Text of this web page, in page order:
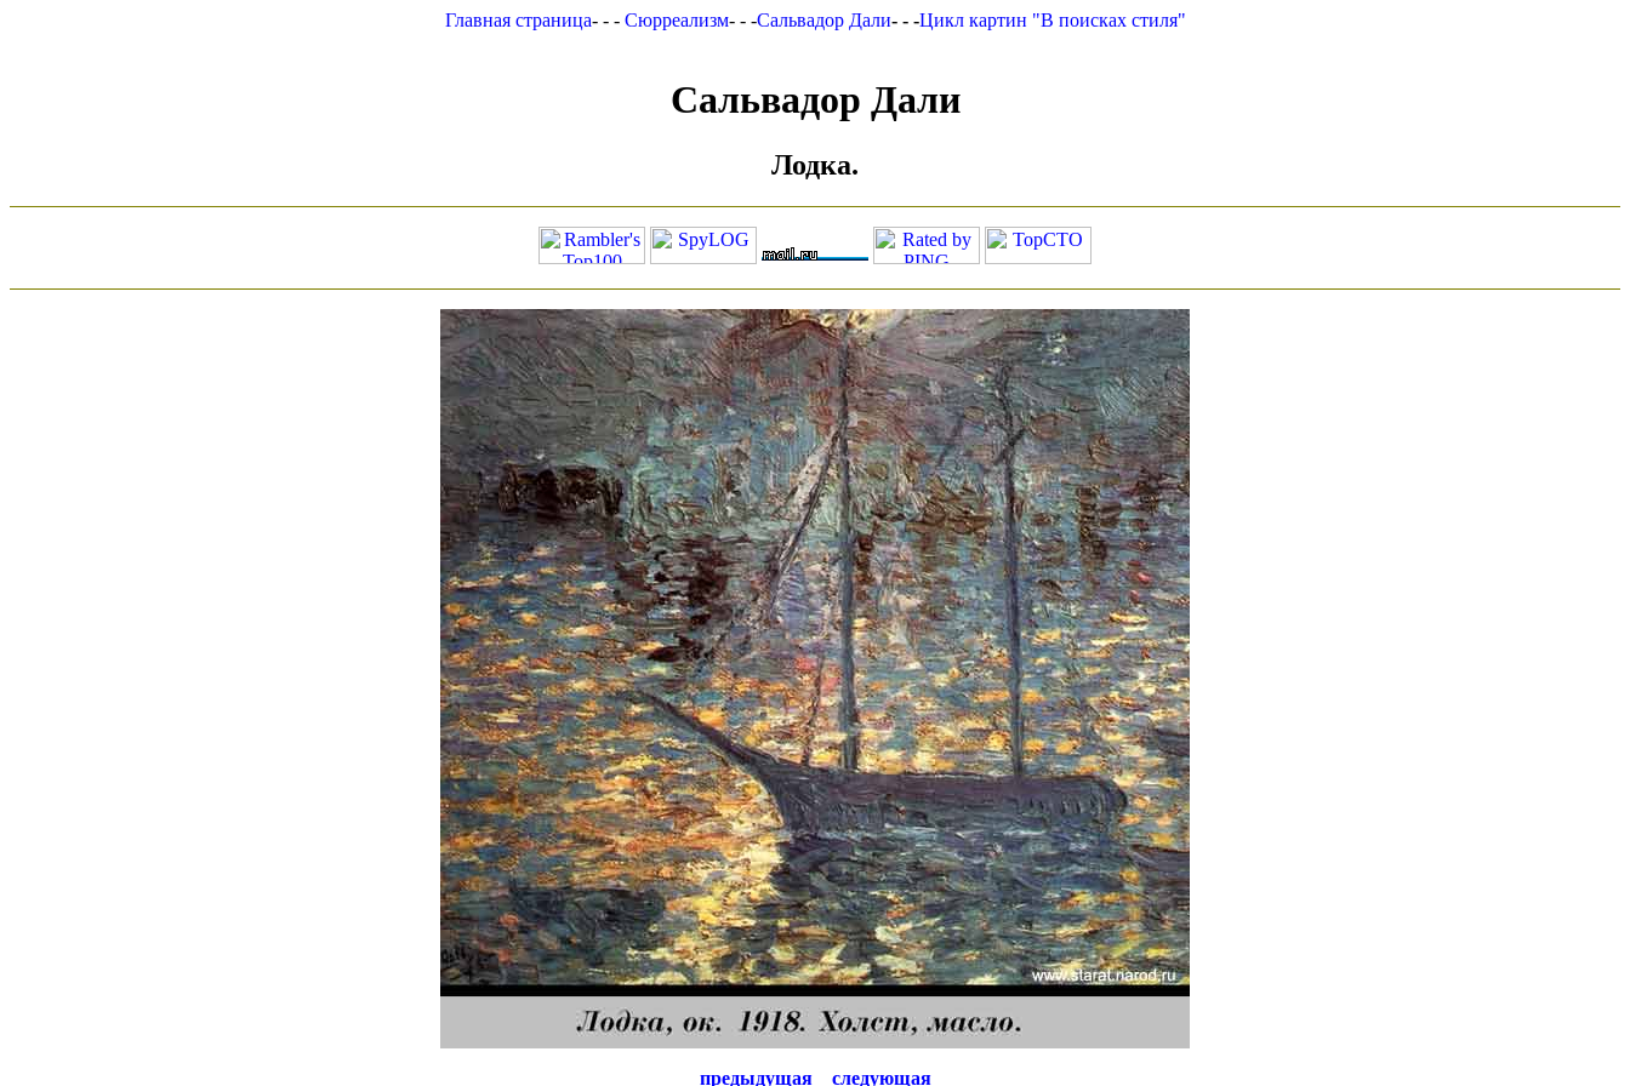
Главная страница- - - Сюрреализм- - -Сальвадор Дали- - -Цикл картин "В поисках стиля"
Сальвадор Дали
Лодка.
предыдущая следующая